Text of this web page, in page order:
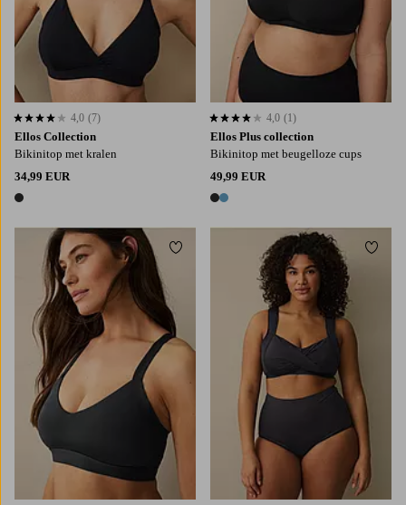
Ellos Collection
Bikinitop met kralen
34,99 EUR
1 kleur
4,0 op basis van 7 beoordelingen
4,0 (7)
Ellos Plus collection
Bikinitop met beugelloze cups
49,99 EUR
2 kleuren
4,0 op basis van 1 beoordelingen
4,0 (1)
Toevoegen aan favorieten
XL